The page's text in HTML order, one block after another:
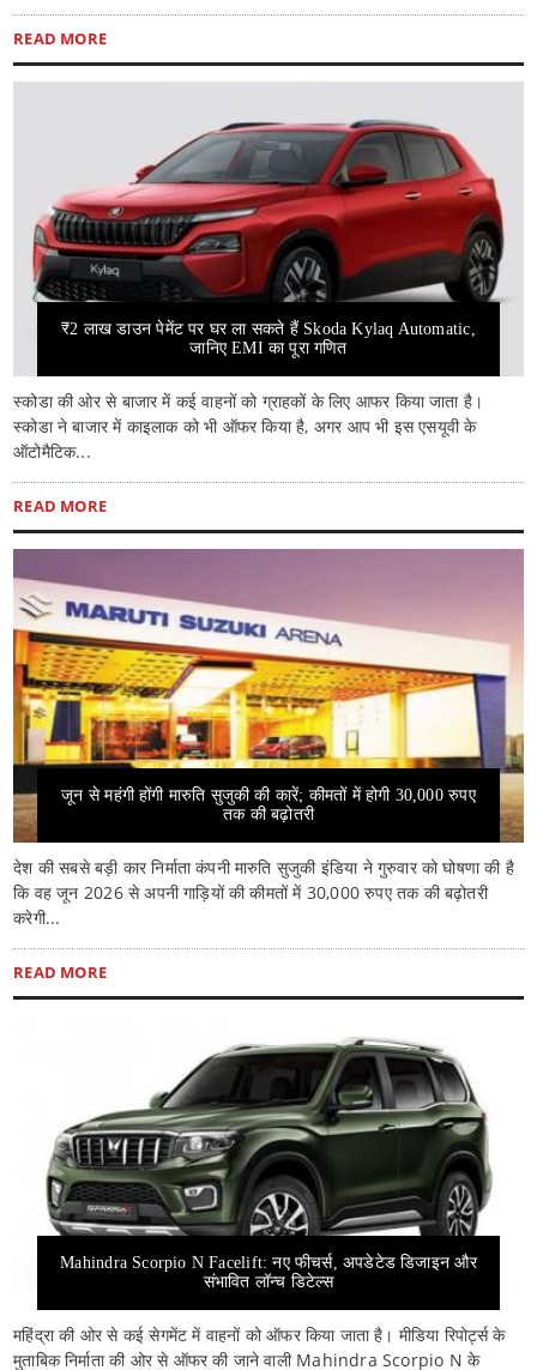
READ MORE
₹2 लाख डाउन पेमेंट पर घर ला सकते हैं Skoda Kylaq Automatic,
जानिए EMI का पूरा गणित
स्कोडा की ओर से बाजार में कई वाहनों को ग्राहकों के लिए आफर किया जाता है।
स्कोडा ने बाजार में काइलाक को भी ऑफर किया है, अगर आप भी इस एसयूवी के
ऑटोमैटिक...
READ MORE
जून से महंगी होंगी मारुति सुजुकी की कारें; कीमतों में होगी 30,000 रुपए
तक की बढ़ोतरी
देश की सबसे बड़ी कार निर्माता कंपनी मारुति सुजुकी इंडिया ने गुरुवार को घोषणा की है
कि वह जून 2026 से अपनी गाड़ियों की कीमतों में 30,000 रुपए तक की बढ़ोतरी
करेगी...
READ MORE
Mahindra Scorpio N Facelift: नए फीचर्स, अपडेटेड डिजाइन और
संभावित लॉन्च डिटेल्स
महिंद्रा की ओर से कई सेगमेंट में वाहनों को ऑफर किया जाता है। मीडिया रिपोर्ट्स के
मुताबिक निर्माता की ओर से ऑफर की जाने वाली Mahindra Scorpio N के